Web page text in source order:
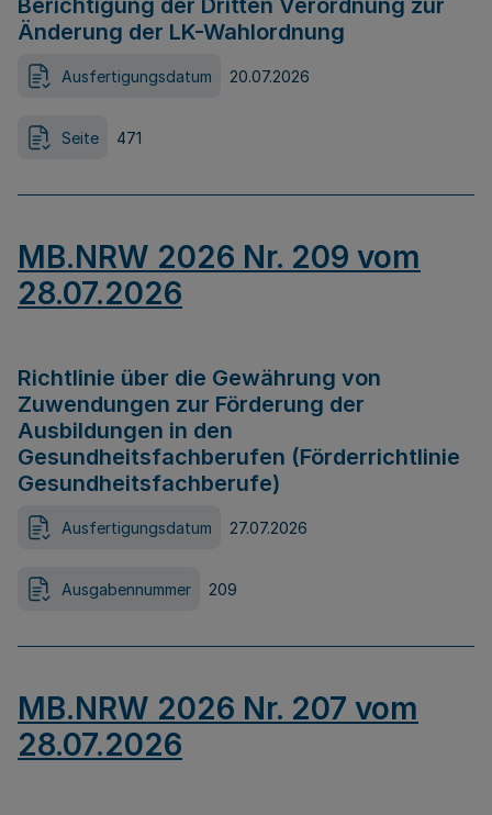
Berichtigung der Dritten Verordnung zur
Änderung der LK-Wahlordnung
Ausfertigungsdatum 20.07.2026
Seite 471
MB.NRW 2026 Nr. 209 vom
28.07.2026
Richtlinie über die Gewährung von
Zuwendungen zur Förderung der
Ausbildungen in den
Gesundheitsfachberufen (Förderrichtlinie
Gesundheitsfachberufe)
Ausfertigungsdatum 27.07.2026
Ausgabennummer 209
MB.NRW 2026 Nr. 207 vom
28.07.2026